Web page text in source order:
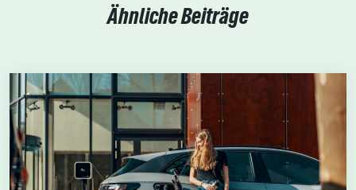
Ähnliche Beiträge